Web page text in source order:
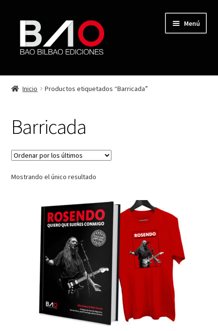
Menú
TIENDA
AUTORES
REVISTA BAO
CONTACTO
FINALIZAR COMPRA
Inicio Productos etiquetados “Barricada”
Barricada
Mostrando el único resultado